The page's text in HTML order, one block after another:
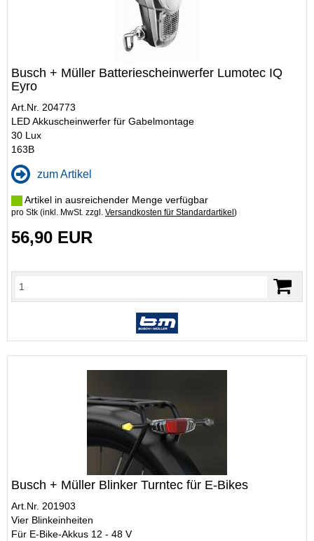
Busch + Müller Batteriescheinwerfer Lumotec IQ
Eyro
Art.Nr. 204773
LED Akkuscheinwerfer für Gabelmontage
30 Lux
163B
zum Artikel
Artikel in ausreichender Menge verfügbar
pro Stk (inkl. MwSt. zzgl. Versandkosten für Standardartikel )
56,90 EUR
Busch + Müller Blinker Turntec für E-Bikes
Art.Nr. 201903
Vier Blinkeinheiten
Für E-Bike-Akkus 12 - 48 V